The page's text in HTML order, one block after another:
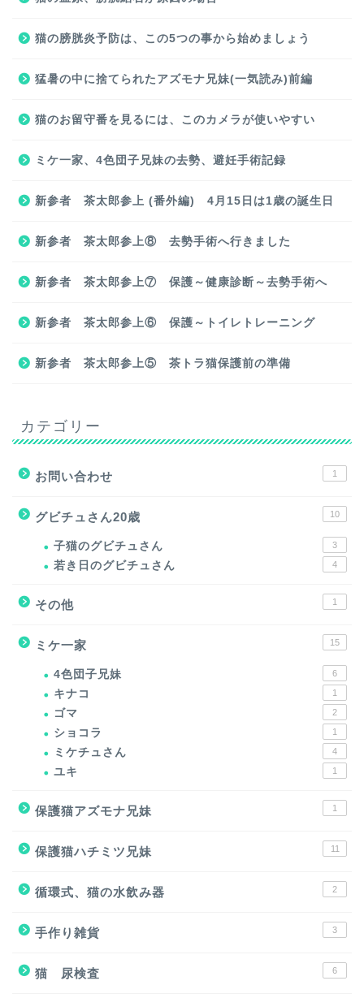
猫の膀胱炎予防は、この5つの事から始めましょう
猛暑の中に捨てられたアズモナ兄妹(一気読み)前編
猫のお留守番を見るには、このカメラが使いやすい
ミケ一家、4色団子兄妹の去勢、避妊手術記録
新参者 茶太郎参上 (番外編) 4月15日は1歳の誕生日
新参者 茶太郎参上⑧ 去勢手術へ行きました
新参者 茶太郎参上⑦ 保護～健康診断～去勢手術へ
新参者 茶太郎参上⑥ 保護～トイレトレーニング
新参者 茶太郎参上⑤ 茶トラ猫保護前の準備
カテゴリー
お問い合わせ 1
グビチュさん20歳 10
子猫のグビチュさん 3
若き日のグビチュさん 4
その他 1
ミケ一家 15
4色団子兄妹 6
キナコ 1
ゴマ 2
ショコラ 1
ミケチュさん 4
ユキ 1
保護猫アズモナ兄妹 1
保護猫ハチミツ兄妹 11
循環式、猫の水飲み器 2
手作り雑貨 3
猫 尿検査 6